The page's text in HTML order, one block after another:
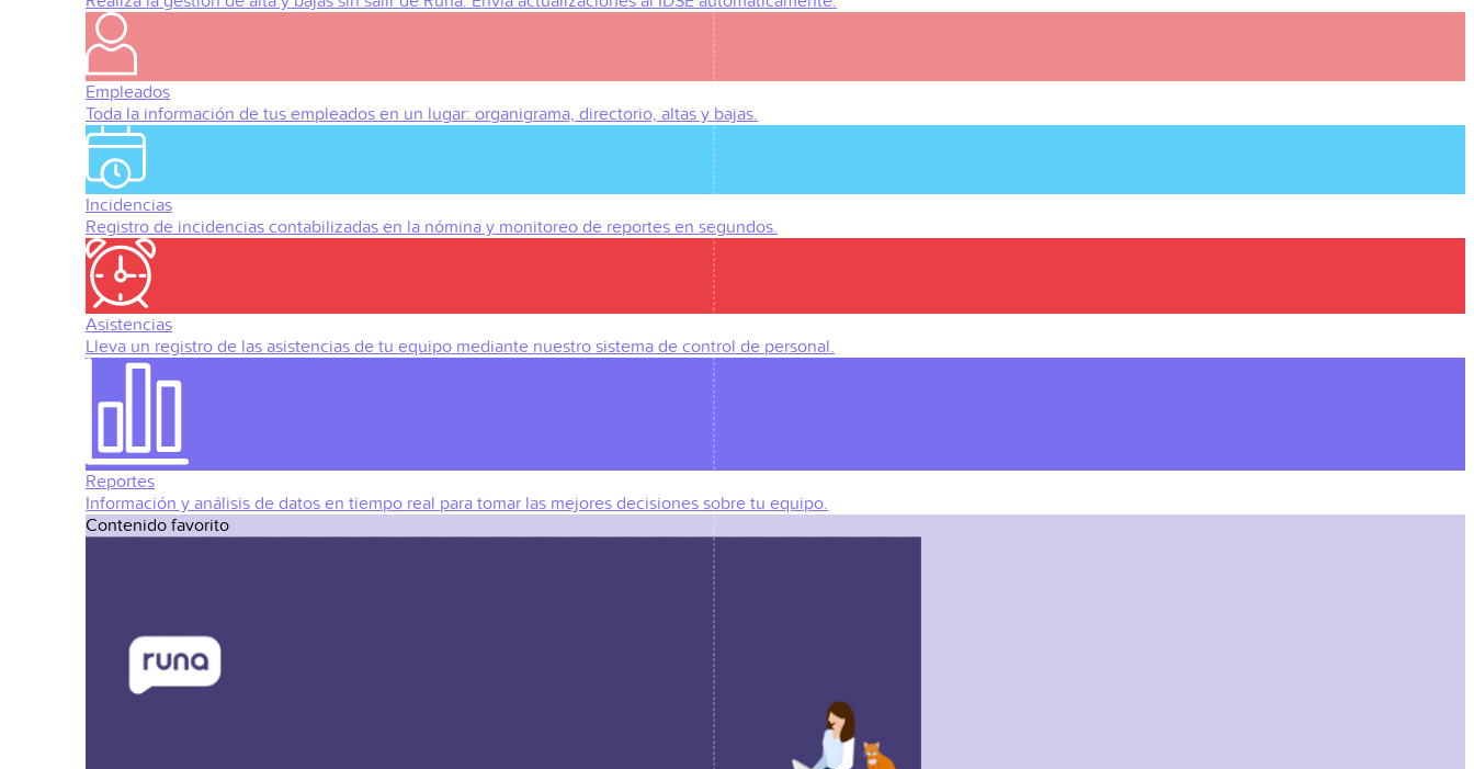
Empleados
Toda la información de tus empleados en un lugar: organigrama, directorio, altas y bajas.
Incidencias
Registro de incidencias contabilizadas en la nómina y monitoreo de reportes en segundos.
Asistencias
Lleva un registro de las asistencias de tu equipo mediante nuestro sistema de control de personal.
Reportes
Información y análisis de datos en tiempo real para tomar las mejores decisiones sobre tu equipo.
Contenido favorito